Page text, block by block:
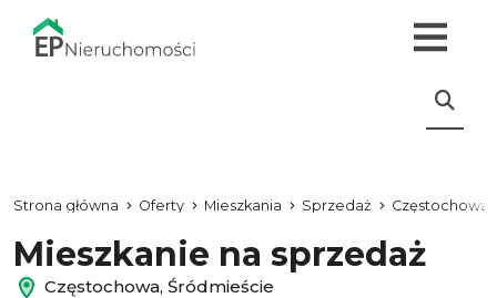
Strona główna Oferty Mieszkania Sprzedaż Częstochowa
Mieszkanie na sprzedaż
Częstochowa, Śródmieście